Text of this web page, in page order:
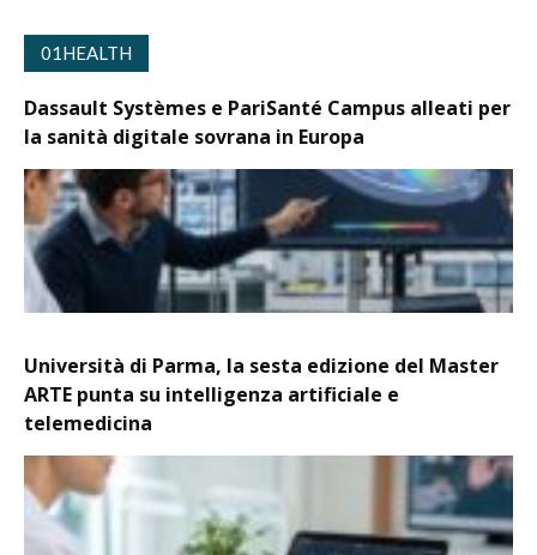
01HEALTH
Dassault Systèmes e PariSanté Campus alleati per
la sanità digitale sovrana in Europa
Università di Parma, la sesta edizione del Master
ARTE punta su intelligenza artificiale e
telemedicina